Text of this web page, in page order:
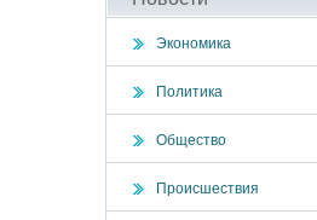
Экономика
Политика
Общество
Происшествия